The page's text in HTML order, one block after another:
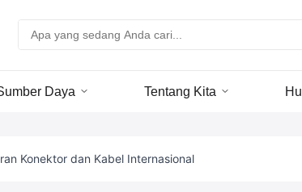
Daya Tentang Kita
Konektor dan Kabel Internasional